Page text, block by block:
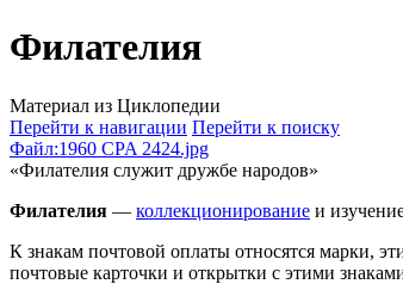
Филателия
Материал из Циклопедии
Перейти к навигации Перейти к поиску
Файл:1960 CPA 2424.jpg
«Филателия служит дружбе народов»
Филателия — коллекционирование и
К знакам почтовой оплаты относятся марки,
почтовые карточки и открытки с этими